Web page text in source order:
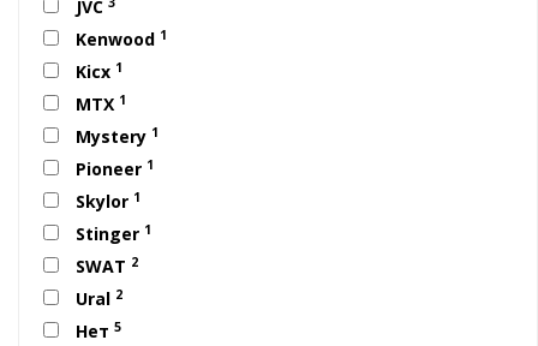
JVC
Kenwood 1
Kicx 1
MTX 1
Mystery 1
Pioneer 1
Skylor 1
Stinger 1
SWAT 2
Ural 2
Нет 5